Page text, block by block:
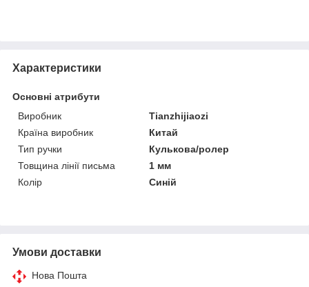
Характеристики
Основні атрибути
Виробник
Tianzhijiaozi
Країна виробник
Китай
Тип ручки
Кулькова/ролер
Товщина лінії письма
1 мм
Колір
Синій
Умови доставки
Нова Пошта